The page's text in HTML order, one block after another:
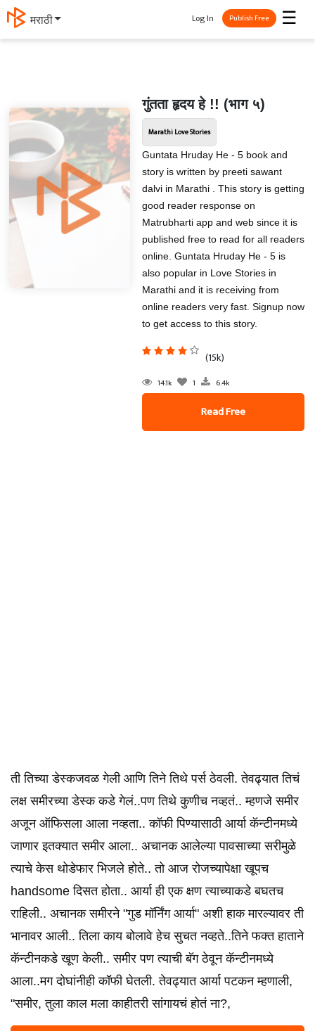
मराठी ☰
Log In Publish Free
गुंतता हृदय हे !! (भाग ५)
Marathi Love Stories
Guntata Hruday He - 5 book and
story is written by preeti sawant
dalvi in Marathi . This story is getting
good reader response on
Matrubharti app and web since it is
published free to read for all readers
online. Guntata Hruday He - 5 is
also popular in Love Stories in
Marathi and it is receiving from
online readers very fast. Signup now
to get access to this story.
(15k)
14.1k 1 6.4k
Read Free
ती तिच्या डेस्कजवळ गेली आणि तिने तिथे पर्स ठेवली. तेवढ्यात तिचं
लक्ष समीरच्या डेस्क कडे गेलं..पण तिथे कुणीच नव्हतं.. म्हणजे समीर
अजून ऑफिसला आला नव्हता.. कॉफी पिण्यासाठी आर्या कॅन्टीनमध्ये
जाणार इतक्यात समीर आला.. अचानक आलेल्या पावसाच्या सरीमुळे
त्याचे केस थोडेफार भिजले होते.. तो आज रोजच्यापेक्षा खूपच
handsome दिसत होता.. आर्या ही एक क्षण त्याच्याकडे बघतच
राहिली.. अचानक समीरने "गुड मॉर्निंग आर्या" अशी हाक मारल्यावर ती
भानावर आली.. तिला काय बोलावे हेच सुचत नव्हते..तिने फक्त हाताने
कॅन्टीनकडे खूण केली.. समीर पण त्याची बॅग ठेवून कॅन्टीनमध्ये
आला..मग दोघांनीही कॉफी घेतली. तेवढ्यात आर्या पटकन म्हणाली,
"समीर, तुला काल मला काहीतरी सांगायचं होतं ना?,